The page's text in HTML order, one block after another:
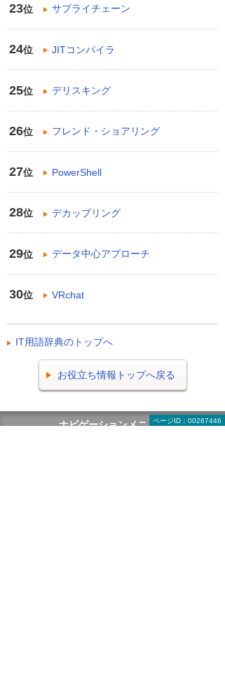
23位 サプライチェーン
24位 JITコンパイラ
25位 デリスキング
26位 フレンド・ショアリング
27位 PowerShell
28位 デカップリング
29位 データ中心アプローチ
30位 VRchat
IT用語辞典のトップへ
お役立ち情報トップへ戻る
ページID：00267446
ナビゲーションメニュー